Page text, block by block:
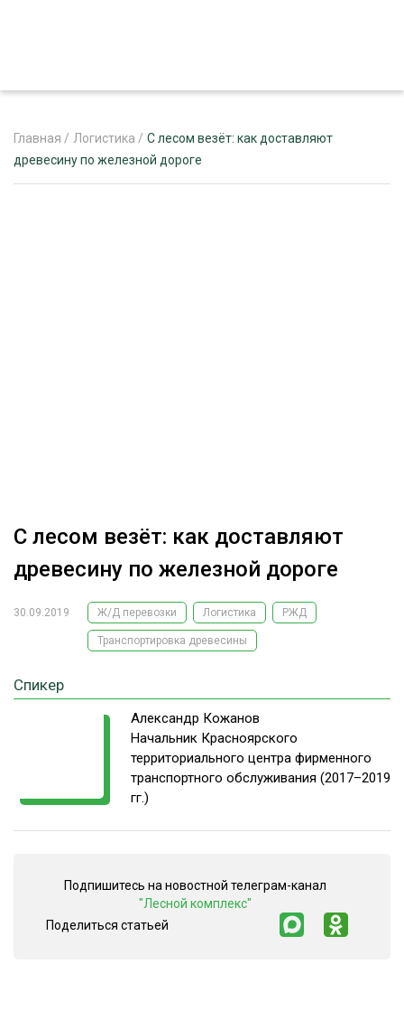
ЛЕСОВОССТАНОВЛЕНИЕ И ЗАЩИТА
ДЕРЕВЯННОЕ ДОМОСТРОЕНИЕ
БЕЗОПАСНОЕ ПРОИЗВОДСТВО
СОРТИРОВКА ДРЕВЕСИНЫ
ПОДБОРКИ СТАТЕЙ
Главная / Логистика / С лесом везёт: как доставляют
древесину по железной дороге
С лесом везёт: как доставляют
древесину по железной дороге
30.09.2019 Ж/Д перевозки Логистика РЖД
Транспортировка древесины
Спикер
Александр Кожанов
Начальник Красноярского
территориального центра фирменного
транспортного обслуживания (2017–2019
гг.)
Подпишитесь на новостной телеграм-канал
"Лесной комплекс"
Поделиться статьей